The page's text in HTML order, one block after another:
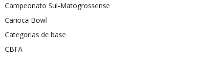
Campeonato Sul-Matogrossense
Carioca Bowl
Categorias de base
CBFA